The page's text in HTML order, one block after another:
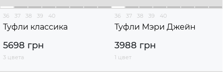
36 37 38 39 40
Туфли классика
5698 грн
3 цвета
36 37 38 39 40
Туфли Мэри Джейн
3988 грн
1 цвет